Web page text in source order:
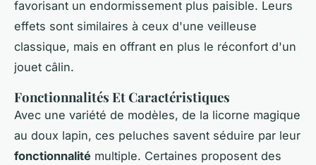
favorisant un endormissement plus paisible. Leurs
effets sont similaires à ceux d'une veilleuse
classique, mais en offrant en plus le réconfort d'un
jouet câlin.
Fonctionnalités Et Caractéristiques
Avec une variété de modèles, de la licorne magique
au doux lapin, ces peluches savent séduire par leur
fonctionnalité multiple. Certaines proposent des